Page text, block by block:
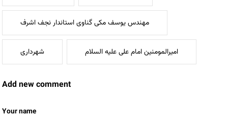
مهندس یوسف مکی گناوی استاندار نجف اشرف
شهرداری امیرالمومنین امام علی علیه السلام
Add new comment
Your name